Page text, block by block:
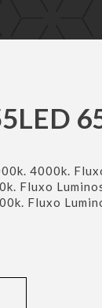
4000k.
Fluxo
Fluxo